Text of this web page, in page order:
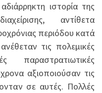
ιστορία της
αντίθετα
περιόδου κατά
τις πολεμικές
παραστρατιωτικές
αξιοποιούσαν τις
σε αυτές. Πολλές